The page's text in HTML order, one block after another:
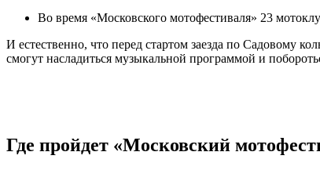
Во время «Московского мотофестиваля» 23
И естественно, что перед стартом заезда по Садовому
смогут насладиться музыкальной программой и
Где пройдет «Московский